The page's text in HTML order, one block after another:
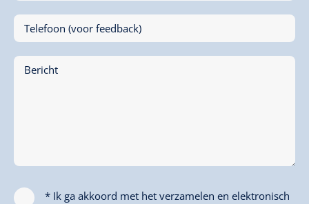
Telefoon (voor feedback)
Bericht
* Ik ga akkoord met het verzamelen en elektronisch